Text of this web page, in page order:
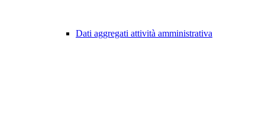
Dati aggregati attività amministrativa